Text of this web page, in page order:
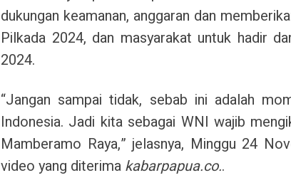
dukungan keamanan, anggaran dan
Pilkada 2024, dan masyarakat untuk hadir
2024.
“Jangan sampai tidak, sebab ini adalah
Indonesia. Jadi kita sebagai WNI wajib
Mamberamo Raya,” jelasnya, Minggu 24
video yang diterima kabarpapua.co..